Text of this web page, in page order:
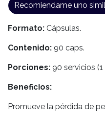
Recomiendame uno
Formato: Cápsulas.
Contenido: 90 caps.
Porciones: 90 servicios
Beneficios:
Promueve la pérdida de